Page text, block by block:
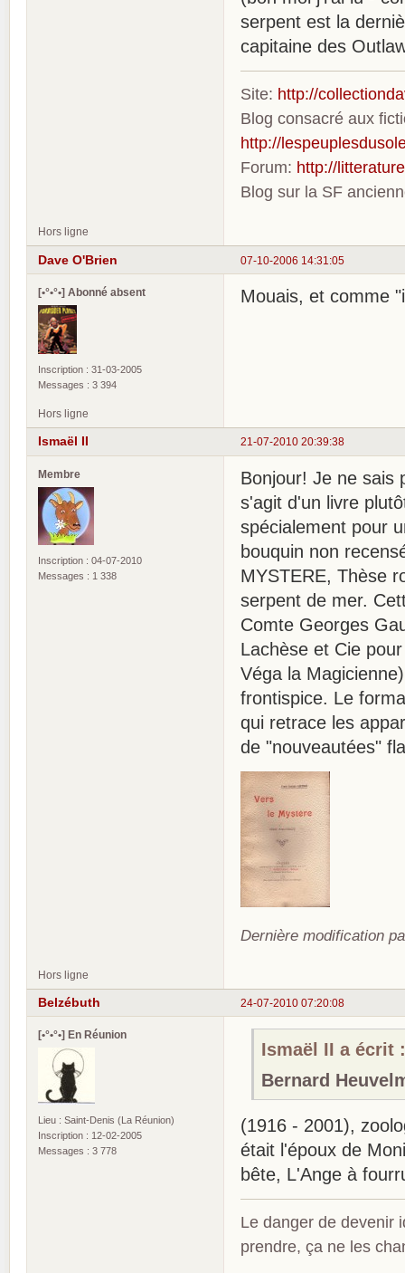
serpent est la
capitaine des
Site: http://
Blog consacré aux
http://
Forum: http://
Blog sur la SF
Hors ligne
07-10-2006 14:31:05
Dave O'Brien
[•°•°•] Abonné absent
Inscription : 31-03-2005
Messages : 3 394
Mouais, et comme
Hors ligne
21-07-2010 20:39:38
Ismaël II
Membre
Inscription : 04-07-2010
Messages : 1 338
Bonjour! Je ne sais
s'agit d'un livre
spécialement pour
bouquin non
MYSTERE, Thèse
serpent de mer.
Comte Georges
Lachèse et Cie
Véga la
frontispice. Le
qui retrace les
de "nouveautées"
Dernière modification
Hors ligne
24-07-2010 07:20:08
Belzébuth
[•°•°•] En Réunion
Lieu : Saint-Denis (La Réunion)
Inscription : 12-02-2005
Messages : 3 778
Ismaël II a écrit
Bernard
(1916 - 2001),
était l'époux de
bête, L'Ange à
Le danger de devenir
prendre, ça ne les